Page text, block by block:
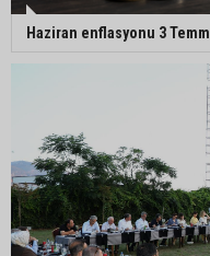
Haziran enflasyonu 3